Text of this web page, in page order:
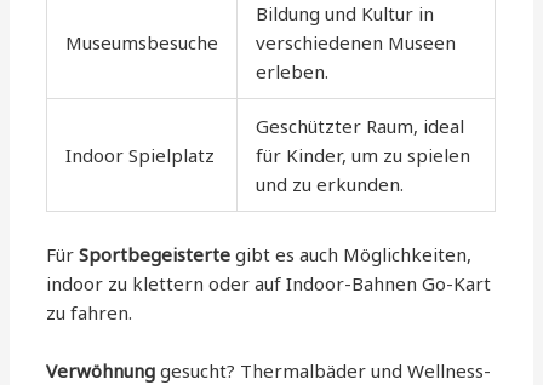
Museumsbesuche
Bildung und Kultur in
verschiedenen Museen
erleben.
Indoor Spielplatz
Geschützter Raum, ideal
für Kinder, um zu spielen
und zu erkunden.
FürSportbegeisterte gibt es auch Möglichkeiten,
indoor zu klettern oder auf Indoor-Bahnen Go-Kart
zu fahren.
Verwöhnung gesucht? Thermalbäder und Wellness-